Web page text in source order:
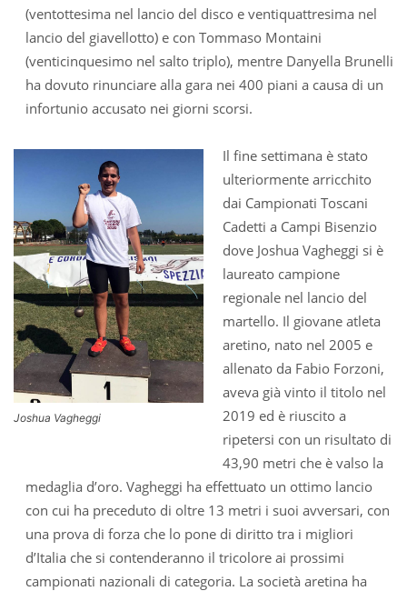
(ventottesima nel lancio del disco e ventiquattresima nel
lancio del giavellotto) e con Tommaso Montaini
(venticinquesimo nel salto triplo), mentre Danyella Brunelli
ha dovuto rinunciare alla gara nei 400 piani a causa di un
infortunio accusato nei giorni scorsi.
Joshua Vagheggi
Il fine settimana è stato
ulteriormente arricchito
dai Campionati Toscani
Cadetti a Campi Bisenzio
dove Joshua Vagheggi si è
laureato campione
regionale nel lancio del
martello. Il giovane atleta
aretino, nato nel 2005 e
allenato da Fabio Forzoni,
aveva già vinto il titolo nel
2019 ed è riuscito a
ripetersi con un risultato di
43,90 metri che è valso la
medaglia d’oro. Vagheggi ha effettuato un ottimo lancio
con cui ha preceduto di oltre 13 metri i suoi avversari, con
una prova di forza che lo pone di diritto tra i migliori
d’Italia che si contenderanno il tricolore ai prossimi
campionati nazionali di categoria. La società aretina ha